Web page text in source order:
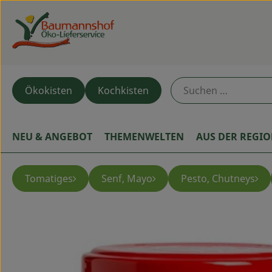
Ökokisten Kochkisten
NEU & ANGEBOT THEMENWELTEN AUS DER
Tomatiges Senf, Mayo Pesto, Chutneys